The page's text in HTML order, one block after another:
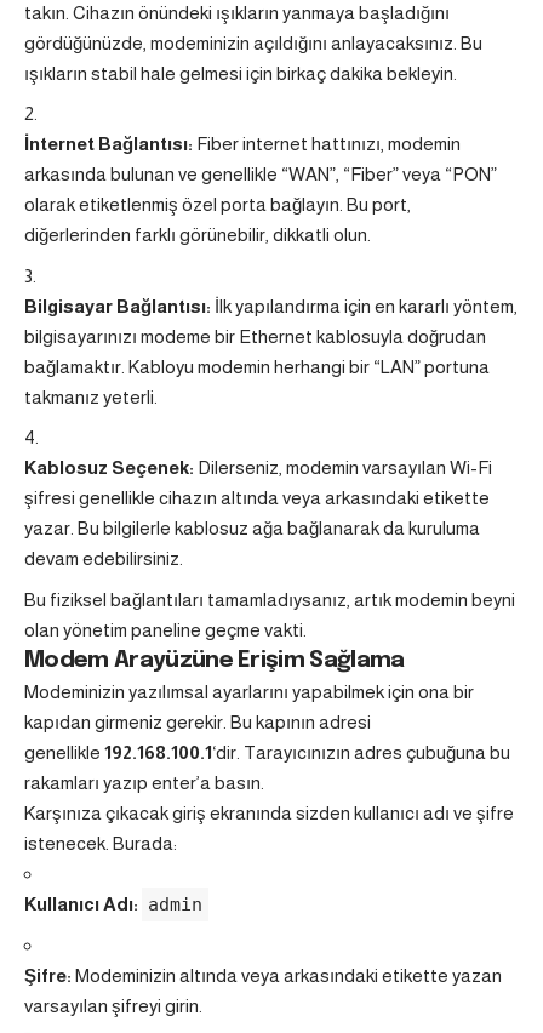
takın. Cihazın önündeki ışıkların yanmaya başladığını
gördüğünüzde, modeminizin açıldığını anlayacaksınız. Bu
ışıkların stabil hale gelmesi için birkaç dakika bekleyin.
İnternet Bağlantısı: Fiber internet hattınızı, modemin
arkasında bulunan ve genellikle “WAN”, “Fiber” veya “PON”
olarak etiketlenmiş özel porta bağlayın. Bu port,
diğerlerinden farklı görünebilir, dikkatli olun.
Bilgisayar Bağlantısı: İlk yapılandırma için en kararlı yöntem,
bilgisayarınızı modeme bir Ethernet kablosuyla doğrudan
bağlamaktır. Kabloyu modemin herhangi bir “LAN” portuna
takmanız yeterli.
Kablosuz Seçenek: Dilerseniz, modemin varsayılan Wi-Fi
şifresi genellikle cihazın altında veya arkasındaki etikette
yazar. Bu bilgilerle kablosuz ağa bağlanarak da kuruluma
devam edebilirsiniz.
Bu fiziksel bağlantıları tamamladıysanız, artık modemin beyni
olan yönetim paneline geçme vakti.
Modem Arayüzüne Erişim Sağlama
Modeminizin yazılımsal ayarlarını yapabilmek için ona bir
kapıdan girmeniz gerekir. Bu kapının adresi
genellikle 192.168.100.1‘dir. Tarayıcınızın adres çubuğuna bu
rakamları yazıp enter’a basın.
Karşınıza çıkacak giriş ekranında sizden kullanıcı adı ve şifre
istenecek. Burada:
Kullanıcı Adı: admin
Şifre: Modeminizin altında veya arkasındaki etikette yazan
varsayılan şifreyi girin.